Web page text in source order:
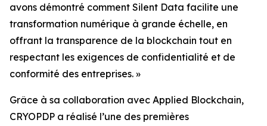
avons démontré comment Silent Data facilite une
transformation numérique à grande échelle, en
offrant la transparence de la blockchain tout en
respectant les exigences de confidentialité et de
conformité des entreprises. »
Grâce à sa collaboration avec Applied Blockchain,
CRYOPDP a réalisé l’une des premières